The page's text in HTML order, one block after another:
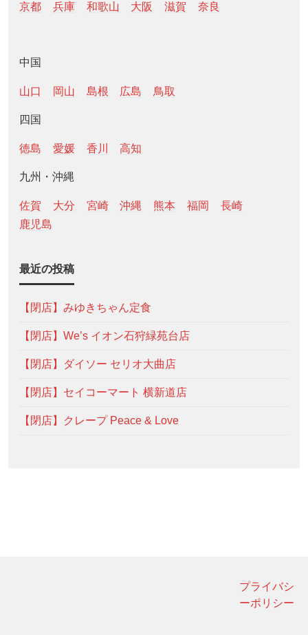
京都 兵庫 和歌山 大阪 滋賀 奈良
中国
山口 岡山 島根 広島 鳥取
四国
徳島 愛媛 香川 高知
九州・沖縄
佐賀 大分 宮崎 沖縄 熊本 福岡
長崎
鹿児島
最近の投稿
【閉店】みゆきちゃん定食
【閉店】We’s イオン石狩緑苑台店
【閉店】ダイソー セリオ大曲店
【閉店】セイコーマート 横新道店
【閉店】クレープ Peace & Love
プライバシ
ーポリシー